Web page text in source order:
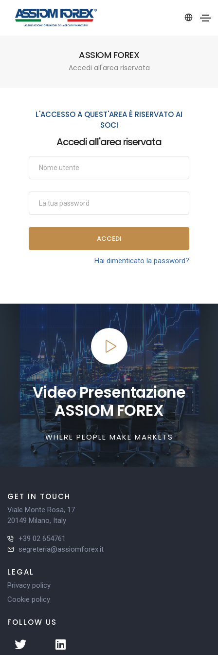
ASSIOM FOREX
Accedi all'area riservata
L'ACCESSO A QUEST'AREA È RISERVATO AI
SOCI
Accedi all'area riservata
ACCEDI
Hai dimenticato la password?
Video Presentazione
ASSIOM FOREX
WHERE PEOPLE MAKE MARKETS
GET IN TOUCH
Viale Monte Rosa, 17
20149 Milano, Italy
+39 02 654761
segreteria@assiomforex.it
LEGAL
Privacy policy
Cookie policy
FOLLOW US